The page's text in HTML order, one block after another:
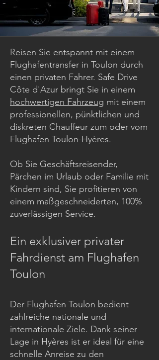
Reisen Sie entspannt mit einem
Flughafentransfer in Toulon durch
einen privaten Fahrer. Safe Drive
Côte d'Azur bringt Sie in einem
hochwertigen Fahrzeug mit einem
professionellen, pünktlichen und
diskreten Chauffeur zum oder vom
Flughafen Toulon-Hyères.
Ob Sie Geschäftsreisender,
Pärchen im Urlaub oder Familie mit
Kindern sind, Sie profitieren von
einem maßgeschneiderten, 100%
zuverlässigen Service.
Ein exklusiver privater
Fahrdienst am Flughafen
Toulon
Der Flughafen Toulon bedient
zahlreiche nationale und
internationale Ziele. Dank seiner
Lage in Hyères ist er ideal für eine
schnelle Anreise zu den